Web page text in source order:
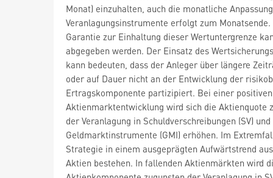
Monat) einzuhalten, auch die monatliche
Veranlagungsinstrumente erfolgt zum Monatsende.
Garantie zur Einhaltung dieser Wertuntergrenze
abgegeben werden. Der Einsatz des
kann bedeuten, dass der Anleger über längere
oder auf Dauer nicht an der Entwicklung der
Ertragskomponente partizipiert. Bei einer positiven
Aktienmarktentwicklung wird sich die Aktienquote
der Veranlagung in Schuldverschreibungen (SV) und
Geldmarktinstrumente (GMI) erhöhen. Im
Strategie in einem ausgeprägten Aufwärtstrend
Aktien bestehen. In fallenden Aktienmärkten wird